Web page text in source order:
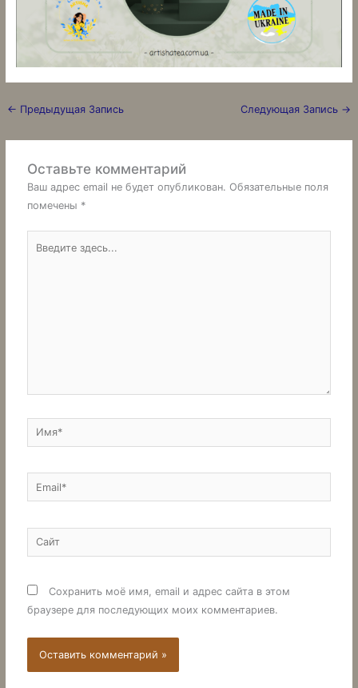
← Предыдущая Запись Следующая Запись →
Оставьте комментарий
Ваш адрес email не будет опубликован. Обязательные поля
помечены *
здесь...
Имя*
Email*
Сайт
Сохранить моё имя, email и адрес сайта в этом
браузере для последующих моих комментариев.